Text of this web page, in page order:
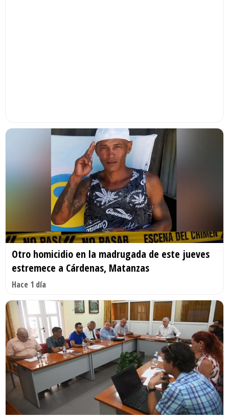
Otro homicidio en la madrugada de este jueves
estremece a Cárdenas, Matanzas
Hace 1 día